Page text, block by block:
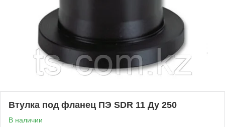
Втулка под фланец ПЭ SDR 11 Ду 250
В наличии